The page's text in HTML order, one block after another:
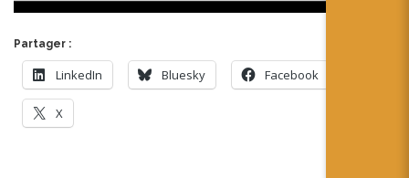
Partager :
LinkedIn Bluesky Facebook
X